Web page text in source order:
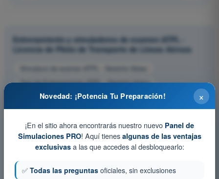
Entrenamiento y simuladores de examen ATPL -
Licencia de Piloto de Transporte de Líneas Aéreas
Simulacro de examen ATPL - Derecho Aéreo
Test de Entrenamiento ATPL - Derecho Aéreo
Examen en PDF ATPL - Derecho Aéreo
×
Novedad: ¡Potencia Tu Preparación!
¡En el sitio ahora encontrarás nuestro nuevo Panel de
Simulaciones PRO! Aquí tienes algunas de las ventajas
exclusivasa las que accedes al desbloquearlo:
✅ Todas las preguntas oficiales, sin exclusiones